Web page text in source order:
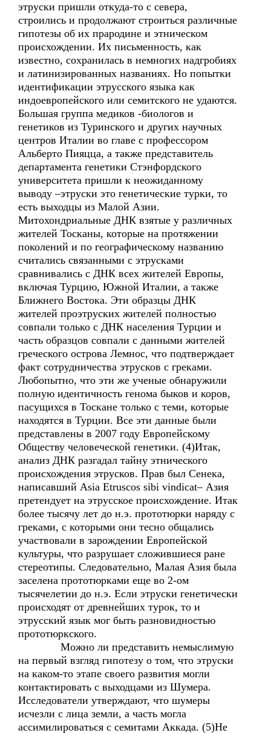
этруски пришли откуда-то с севера,
строились и продолжают строиться различные
гипотезы об их прародине и этническом
происхождении. Их письменность, как
известно, сохранилась в немногих надгробиях
и латинизированных названиях. Но попытки
идентификации этрусского языка как
индоевропейского или семитского не удаются.
Большая группа медиков -биологов и
генетиков из Туринского и других научных
центров Италии во главе с профессором
Альберто Пияцца, а также представитель
департамента генетики Стэнфордского
университета пришли к неожиданному
выводу –этруски это генетические турки, то
есть выходцы из Малой Азии.
Митохондриальные ДНК взятые у различных
жителей Тосканы, которые на протяжении
поколений и по географическому названию
считались связанными с этрусками
сравнивались с ДНК всех жителей Европы,
включая Турцию, Южной Италии, а также
Ближнего Востока. Эти образцы ДНК
жителей проэтруских жителей полностью
совпали только с ДНК населения Турции и
часть образцов совпали с данными жителей
греческого острова Лемнос, что подтверждает
факт сотрудничества этрусков с греками.
Любопытно, что эти же ученые обнаружили
полную идентичность генома быков и коров,
пасущихся в Тоскане только с теми, которые
находятся в Турции. Все эти данные были
представлены в 2007 году Европейскому
Обществу человеческой генетики. (4)Итак,
анализ ДНК разгадал тайну этнического
происхождения этрусков. Прав был Сенека,
написавший Asia Etruscos sibi vindicat– Азия
претендует на этрусское происхождение. Итак
более тысячу лет до н.э. прототюрки наряду с
греками, с которыми они тесно общались
участвовали в зарождении Европейской
культуры, что разрушает сложившиеся ране
стереотипы. Следовательно, Малая Азия была
заселена прототюрками еще во 2-ом
тысячелетии до н.э. Если этруски генетически
происходят от древнейших турок, то и
этрусский язык мог быть разновидностью
прототюркского.
Можно ли представить немыслимую
на первый взгляд гипотезу о том, что этруски
на каком-то этапе своего развития могли
контактировать с выходцами из Шумера.
Исследователи утверждают, что шумеры
исчезли с лица земли, а часть могла
ассимилироваться с семитами Аккада. (5)Не